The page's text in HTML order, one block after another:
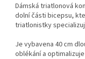
Dámská triatlonová
dolní části bicepsu,
triatlonistky
Je vybavena 40 cm
oblékání a